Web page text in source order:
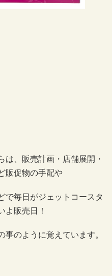
は、販売計画・店舗展開・
販促物の手配や
で毎日がジェットコースタ
よ販売日！
のように覚えています。